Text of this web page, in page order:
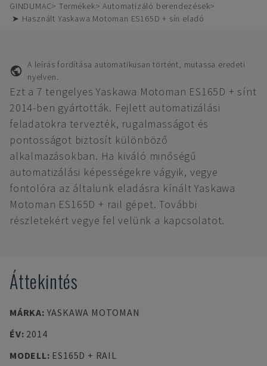
GINDUMAC Termékek
Automatizáló berendezések
➤ Használt Yaskawa Motoman ES165D + sín eladó
A leírás fordítása automatikusan történt, mutassa eredeti
nyelven.
Ezt a 7 tengelyes Yaskawa Motoman ES165D + sínt
2014-ben gyártották. Fejlett automatizálási
feladatokra tervezték, rugalmasságot és
pontosságot biztosít különböző
alkalmazásokban. Ha kiváló minőségű
automatizálási képességekre vágyik, vegye
fontolóra az általunk eladásra kínált Yaskawa
Motoman ES165D + rail gépet. További
részletekért vegye fel velünk a kapcsolatot.
Áttekintés
MÁRKA: YASKAWA MOTOMAN
ÉV: 2014
MODELL: ES165D + RAIL